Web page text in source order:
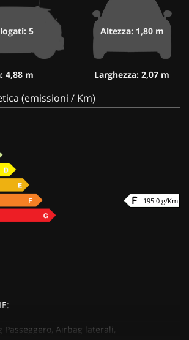
5
4,88 m
Altezza: 1,80 m
Larghezza: 2,07 m
(emissioni / Km)
195.0 g/Km
Passeggero, Airbag laterali,